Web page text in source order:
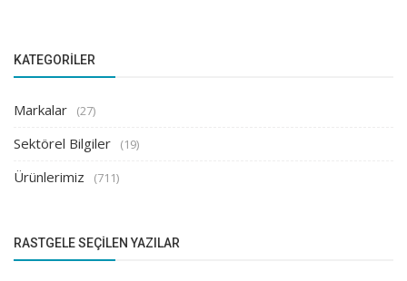
KATEGORILER
Markalar (27)
Sektörel Bilgiler (19)
Ürünlerimiz (711)
RASTGELE SEÇILEN YAZILAR